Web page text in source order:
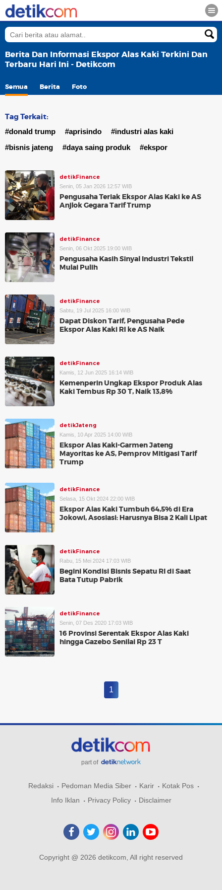
Berita Dan Informasi Ekspor Alas Kaki Terkini Dan
Terbaru Hari Ini - Detikcom
Semua Berita Foto
Tag Terkait:
#donald trump #aprisindo
#industri alas kaki
#bisnis jateng
#daya saing produk #ekspor
detikFinance
Senin, 05 Jan 2026 12:57 WIB
Pengusaha Teriak Ekspor Alas Kaki ke AS
Anjlok Gegara Tarif Trump
detikFinance
Senin, 06 Okt 2025 19:00 WIB
Pengusaha Kasih Sinyal Industri Tekstil
Mulai Pulih
detikFinance
Sabtu, 19 Jul 2025 16:00 WIB
Dapat Diskon Tarif, Pengusaha Pede
Ekspor Alas Kaki RI ke AS Naik
detikFinance
Kamis, 12 Jun 2025 16:14 WIB
Kemenperin Ungkap Ekspor Produk Alas
Kaki Tembus Rp 30 T, Naik 13,8%
detikJateng
Kamis, 10 Apr 2025 14:00 WIB
Ekspor Alas Kaki-Garmen Jateng
Mayoritas ke AS, Pemprov Mitigasi Tarif
Trump
detikFinance
Selasa, 15 Okt 2024 22:00 WIB
Ekspor Alas Kaki Tumbuh 64,5% di Era
Jokowi, Asosiasi: Harusnya Bisa 2 Kali Lipat
detikFinance
Rabu, 15 Mei 2024 17:03 WIB
Begini Kondisi Bisnis Sepatu RI di Saat
Bata Tutup Pabrik
detikFinance
Senin, 07 Des 2020 17:03 WIB
16 Provinsi Serentak Ekspor Alas Kaki
hingga Gazebo Senilai Rp 23 T
1
part of
Redaksi Pedoman Media Siber Karir
Kotak Pos
Info Iklan
Privacy Policy Disclaimer
Copyright @ 2026 detikcom, All right reserved